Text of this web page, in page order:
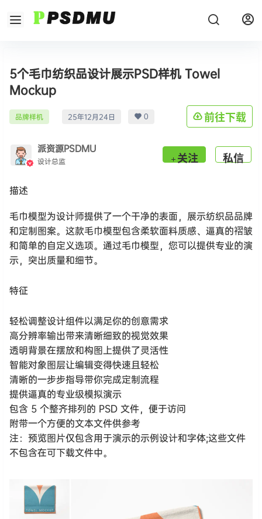
5个毛巾纺织品设计展示PSD样机 Towel
Mockup
品牌样机 25年12月24日 0 前往下载
派资源PSDMU
设计总监 关注 私信
描述
毛巾模型为设计师提供了一个干净的表面，展示纺织品品牌
和定制图案。这款毛巾模型包含柔软面料质感、逼真的褶皱
和简单的自定义选项。通过毛巾模型，您可以提供专业的演
示，突出质量和细节。
特征
轻松调整设计组件以满足你的创意需求
高分辨率输出带来清晰细致的视觉效果
透明背景在摆放和构图上提供了灵活性
智能对象图层让编辑变得快速且轻松
清晰的一步步指导带你完成定制流程
提供逼真的专业级模拟演示
包含 5 个整齐排列的 PSD 文件，便于访问
附带一个方便的文本文件供参考
注：预览图片仅包含用于演示的示例设计和字体;这些文件
不包含在可下载文件中。